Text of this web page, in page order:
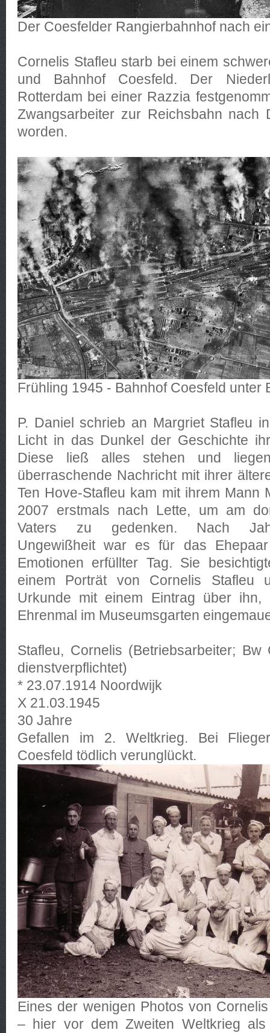
Der Coesfelder Rangierbahnhof nach
Cornelis Stafleu starb bei einem
und Bahnhof Coesfeld. Der
Rotterdam bei einer Razzia
Zwangsarbeiter zur Reichsbahn nach
worden.
Frühling 1945 - Bahnhof Coesfeld unter
P. Daniel schrieb an Margriet Stafleu
Licht in das Dunkel der Geschichte
Diese ließ alles stehen und
überraschende Nachricht mit ihrer
Ten Hove-Stafleu kam mit ihrem Mann
2007 erstmals nach Lette, um am
Vaters zu gedenken. Nach
Ungewißheit war es für das
Emotionen erfüllter Tag. Sie
einem Porträt von Cornelis Stafleu
Urkunde mit einem Eintrag über
Ehrenmal im Museumsgarten
Stafleu, Cornelis (Betriebsarbeiter;
dienstverpflichtet)
* 23.07.1914 Noordwijk
X 21.03.1945
30 Jahre
Gefallen im 2. Weltkrieg. Bei
Coesfeld tödlich verunglückt.
Eines der wenigen Photos von
– hier vor dem Zweiten Weltkrieg